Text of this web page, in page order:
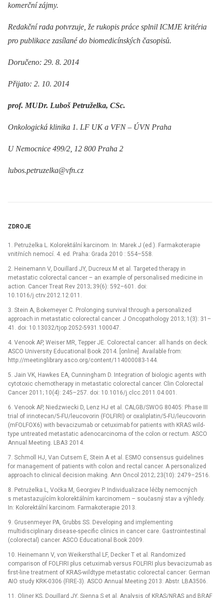
komerční zájmy.
Redakční rada potvrzuje, že rukopis práce splnil ICMJE kritéria
pro publikace zasílané do biomedicínských časopisů.
Doručeno: 29. 8. 2014
Přijato: 2. 10. 2014
prof. MUDr. Luboš Petruželka, CSc.
Onkologická klinika 1. LF UK a VFN –⁠ ÚVN Praha
U Nemocnice 499/2, 12 800 Praha 2
lubos.petruzelka@vfn.cz
ZDROJE
1. Petruželka L. Kolorektální karcinom. In: Marek J (ed.). Farmakoterapie
vnitřních nemocí. 4. ed. Praha: Grada 2010 : 554–558.
2. Heinemann V, Douillard JY, Ducreux M et al. Targeted therapy in
metastatic colorectal cancer –⁠ an example of personalised medicine in
action. Cancer Treat Rev 2013; 39(6): 592–601. doi:
10.1016/j.ctrv.2012.12.011.
3. Stein A, Bokemeyer C. Prolonging survival through a personalized
approach in metastatic colorectal cancer. J Oncopathology 2013; 1(3): 31–
41. doi: 10.13032/tjop.2052-5931.100047.
4. Venook AP, Weiser MR, Tepper JE. Colorectal cancer: all hands on deck.
ASCO University Educational Book 2014. [online]. Available from:
http://meetinglibrary.asco.org/content/114000083-144.
5. Jain VK, Hawkes EA, Cunningham D. Integration of biologic agents with
cytotoxic chemotherapy in metastatic colorectal cancer. Clin Colorectal
Cancer 2011; 10(4): 245–257. doi: 10.1016/j.clcc.2011.04.001.
6. Venook AP, Niedzwiecki D, Lenz HJ et al. CALGB/SWOG 80405: Phase III
trial of irinotecan/5-FU/leucovorin (FOLFIRI) or oxaliplatin/5-FU/leucovorin
(mFOLFOX6) with bevacizumab or cetuximab for patients with KRAS wild-
type untreated metastatic adenocarcinoma of the colon or rectum. ASCO
Annual Meeting. LBA3 2014.
7. Schmoll HJ, Van Cutsem E, Stein A et al. ESMO consensus guidelines
for management of patients with colon and rectal cancer. A personalized
approach to clinical decision making. Ann Oncol 2012; 23(10): 2479–2516.
8. Petruželka L, Vočka M, Georgiev P. Individualizace léčby nemocných
s metastazujícím kolorektálním karcinomem –⁠ současný stav a výhledy.
In: Kolorektální karcinom. Farmakoterapie 2013.
9. Grusenmeyer PA, Grubbs SS. Developing and implementing
multidisciplinary disease-specific clinics in cancer care. Gastrointestinal
(colorectal) cancer. ASCO Educational Book 2009.
10. Heinemann V, von Weikersthal LF, Decker T et al. Randomized
comparison of FOLFIRI plus cetuximab versus FOLFIRI plus bevacizumab as
first-line treatment of KRAS-wildtype metastatic colorectal cancer: German
AIO study KRK-0306 (FIRE-3). ASCO Annual Meeting 2013: Abstr. LBA3506.
11. Oliner KS, Douillard JY, Sienna S et al. Analysis of KRAS/NRAS and BRAF